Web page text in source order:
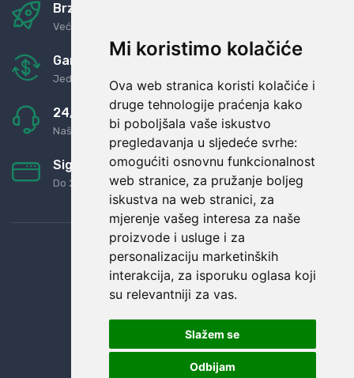
Mi koristimo kolačiće
Ova web stranica koristi kolačiće i
druge tehnologije praćenja kako
bi poboljšala vaše iskustvo
pregledavanja u sljedeće svrhe:
omogućiti osnovnu funkcionalnost
web stranice, za pružanje boljeg
iskustva na web stranici, za
mjerenje vašeg interesa za naše
proizvode i usluge i za
personalizaciju marketinških
interakcija, za isporuku oglasa koji
su relevantniji za vas.
Slažem se
Odbijam
Brza i sigurna dostava
Već za nekoliko dana kod vas
Garancija u povrat novaca
Jednostavno pravilo: Roba za novac
24/7 odlična podrška
Naši agenti uvijek na raspolaganju
Sigurno obročno plaćanje
Do 24 rata bez kamata